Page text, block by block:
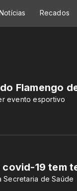
Recados
Flamengo
evento esportivo
19 tem
Secretaria de Saúde